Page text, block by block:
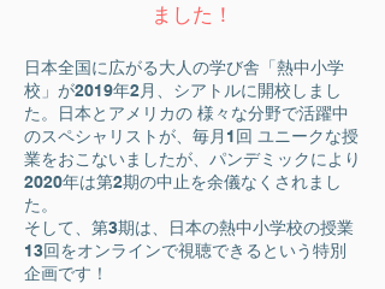
ました！
日本全国に広がる大人の学び舎「熱中小学
校」が2019年2月、シアトルに開校しまし
た。日本とアメリカの 様々な分野で活躍中
のスペシャリストが、毎月1回 ユニークな授
業をおこないましたが、パンデミックにより
2020年は第2期の中止を余儀なくされまし
た。
そして、第3期は、日本の熱中小学校の授業
13回をオンラインで視聴できるという特別
企画です！